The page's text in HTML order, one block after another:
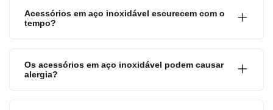
Acessórios em aço inoxidável escurecem com o
tempo?
Os acessórios em aço inoxidável podem causar
alergia?